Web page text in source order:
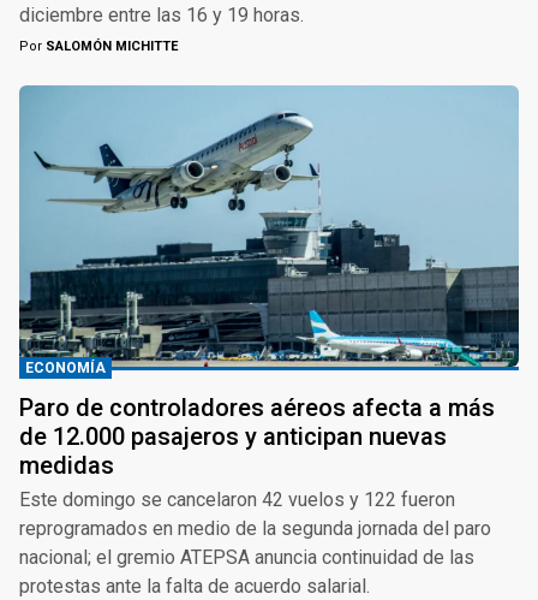
diciembre entre las 16 y 19 horas.
Por SALOMÓN MICHITTE
ECONOMÍA
Paro de controladores aéreos afecta a más
de 12.000 pasajeros y anticipan nuevas
medidas
Este domingo se cancelaron 42 vuelos y 122 fueron
reprogramados en medio de la segunda jornada del paro
nacional; el gremio ATEPSA anuncia continuidad de las
protestas ante la falta de acuerdo salarial.